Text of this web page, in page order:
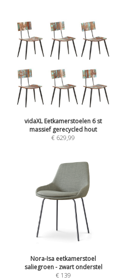
vidaXL Eetkamerstoelen 6 st
massief gerecycled hout
€ 629,99
Nora-Isa eetkamerstoel
saliegroen - zwart onderstel
€ 139